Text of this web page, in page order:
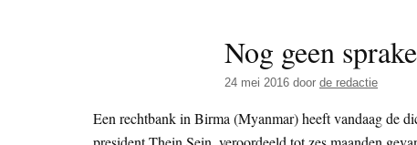
Nog geen
24 mei 2016 door de redactie
Een rechtbank in Birma (Myanmar) heeft vandaag de